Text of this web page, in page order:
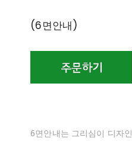
(6면안내)
6면안내는 그리심이 디자인